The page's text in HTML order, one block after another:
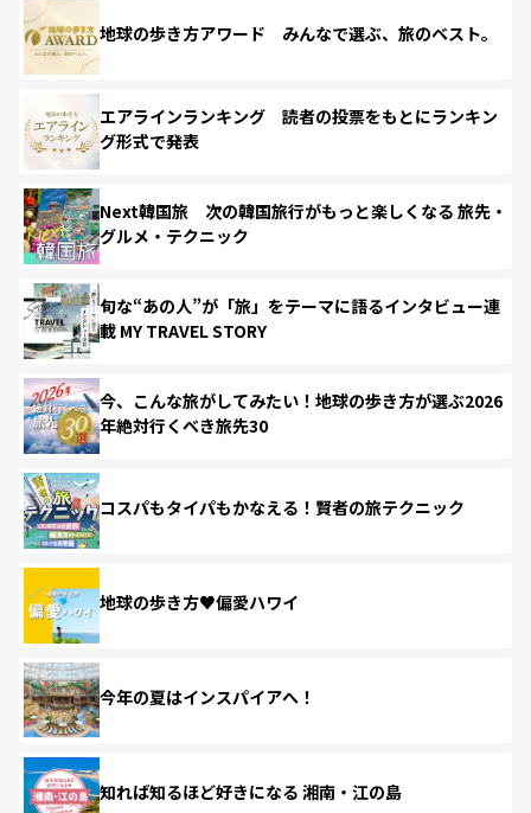
地球の歩き方アワード みんなで選ぶ、旅のベスト。
エアラインランキング 読者の投票をもとにランキン
グ形式で発表
Next韓国旅 次の韓国旅行がもっと楽しくなる 旅先・
グルメ・テクニック
旬な“あの人”が「旅」をテーマに語るインタビュー連
載 MY TRAVEL STORY
今、こんな旅がしてみたい！地球の歩き方が選ぶ2026
年絶対行くべき旅先30
コスパもタイパもかなえる！賢者の旅テクニック
地球の歩き方♥偏愛ハワイ
今年の夏はインスパイアへ！
知れば知るほど好きになる 湘南・江の島